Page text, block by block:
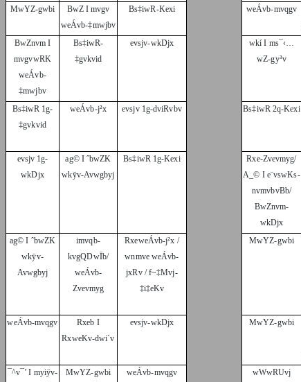
MwYZ-gwbi
BwZ I mvgv
weÁvb-‡mwjbv
Bs‡iwR-Kexi weÁvb-mvqgv
BwZnvm I
mvgvwRK
weÁvb-
‡mwjbv
Bs‡iwR-
‡gvkvid
evsjv-wkDjx
wkí I ms¯‹…
wZ-gy³v
Bs‡iwR 1g-
‡gvkvid
weÁvb-j²x evsjv 1g-dviRvbv Bs‡iwR 2q-Kexi
evsjv 1g-
wkDjx
ag© I ˆbwZK
wkÿv-Avwgbyj
Bs‡iwR 1g-Kexi
Rxe-Zvevmyg/
A_© I e¨vswKs-
nvmvbvBb/
BwZnvm-
wkDjx
ag© I ˆbwZK
wkÿv-
Avwgbyj
imvqb-
kvgQDwÏb/
weÁvb-
Zvevmyg
RxeweÁvb-j²x /
wnmve weÁvb-
jxRv / f~‡Mvj-
‡i‡eKv
MwYZ-gwbi
weÁvb-mvqgv
Rxeb I
RxweKv-dwi`v
evsjv-wkDjx MwYZ-gwbi
¯^v¯’ I myiÿv-
MwYZ-gwbi weÁvb-mvqgv
wWwRUvj